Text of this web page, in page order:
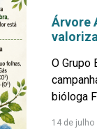
Árvore
O Grupo
bióloga
14 de julho